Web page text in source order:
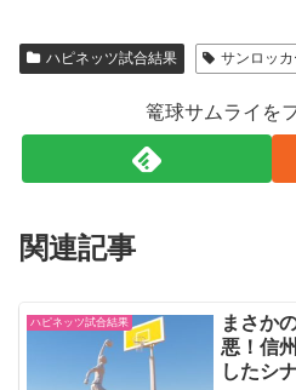
ハピネッツ試合結果 サンロッ
篭球サムライを
関連記事
ハピネッツ試合結果
まさか
悪！信
したシ